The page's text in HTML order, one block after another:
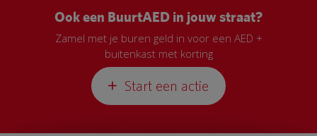
Ook een BuurtAED in jouw straat?
Zamel met je buren geld in voor een AED +
buitenkast met korting
Start een actie